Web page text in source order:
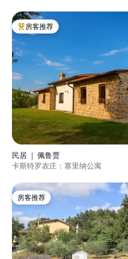
热门「房客推荐」
房客推荐
民居 ｜ 佩鲁贾
卡斯特罗农庄：塞里纳公寓
房客推荐
房客推荐